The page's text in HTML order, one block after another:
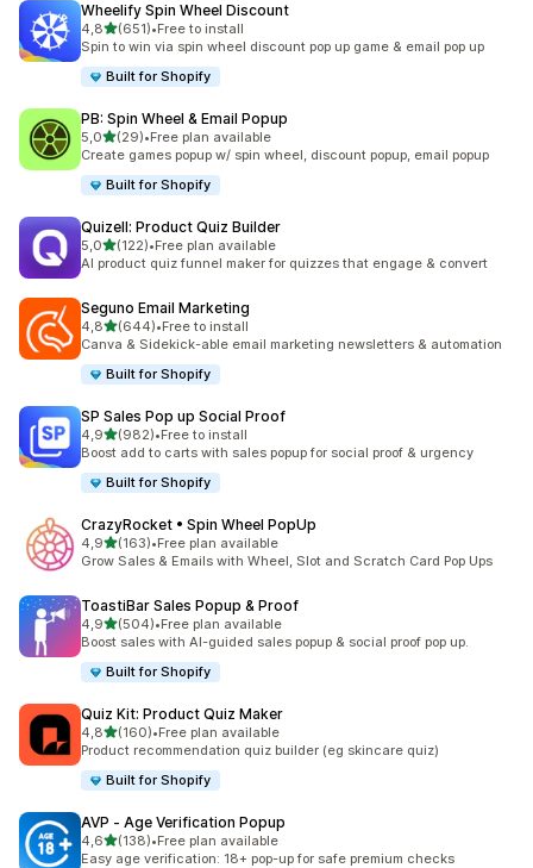
Wheelify Spin Wheel Discount
4,8na 5 gwiazdek
(651)
Łączna liczba recenzji: 651
•Free to install
Spin to win via spin wheel discount pop up game & email pop up
Built for Shopify
PB: Spin Wheel & Email Popup
5,0na 5 gwiazdek
(29)
Łączna liczba recenzji: 29
•Free plan available
Create games popup w/ spin wheel, discount popup, email popup
Built for Shopify
Quizell: Product Quiz Builder
5,0na 5 gwiazdek
(122)
Łączna liczba recenzji: 122
•Free plan available
AI product quiz funnel maker for quizzes that engage & convert
Seguno Email Marketing
4,8na 5 gwiazdek
(644)
Łączna liczba recenzji: 644
•Free to install
Canva & Sidekick-able email marketing newsletters & automation
Built for Shopify
SP Sales Pop up Social Proof
4,9na 5 gwiazdek
(982)
Łączna liczba recenzji: 982
•Free to install
Boost add to carts with sales popup for social proof & urgency
Built for Shopify
CrazyRocket • Spin Wheel PopUp
4,9na 5 gwiazdek
(163)
Łączna liczba recenzji: 163
•Free plan available
Grow Sales & Emails with Wheel, Slot and Scratch Card Pop Ups
ToastiBar Sales Popup & Proof
4,9na 5 gwiazdek
(504)
Łączna liczba recenzji: 504
•Free plan available
Boost sales with AI-guided sales popup & social proof pop up.
Built for Shopify
Quiz Kit: Product Quiz Maker
4,8na 5 gwiazdek
(160)
Łączna liczba recenzji: 160
•Free plan available
Product recommendation quiz builder (eg skincare quiz)
Built for Shopify
AVP ‑ Age Verification Popup
4,6na 5 gwiazdek
(138)
Łączna liczba recenzji: 138
•Free plan available
Easy age verification: 18+ pop-up for safe premium checks